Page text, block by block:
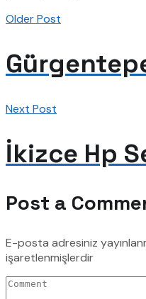
Older Post
Next Post
İkizce Hp
Post a
E-posta adresiniz
işaretlenmişlerdir